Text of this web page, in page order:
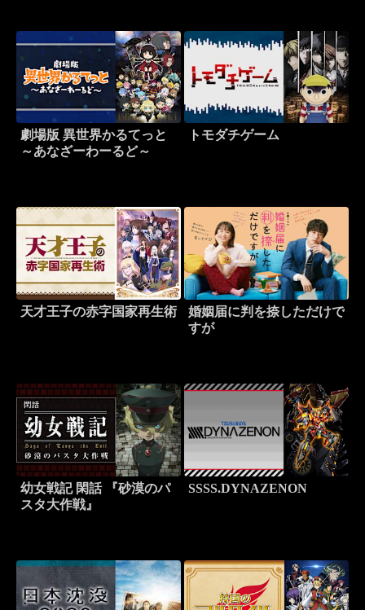
劇場版 異世界かるてっと
～あなざーわーるど～
トモダチゲーム
天才王子の赤字国家再生術
婚姻届に判を捺しただけで
すが
幼女戦記 閑話 『砂漠のパ
スタ大作戦』
SSSS.DYNAZENON